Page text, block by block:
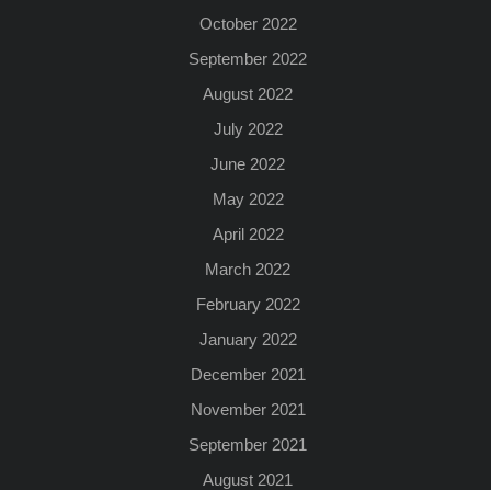
October 2022
September 2022
August 2022
July 2022
June 2022
May 2022
April 2022
March 2022
February 2022
January 2022
December 2021
November 2021
September 2021
August 2021